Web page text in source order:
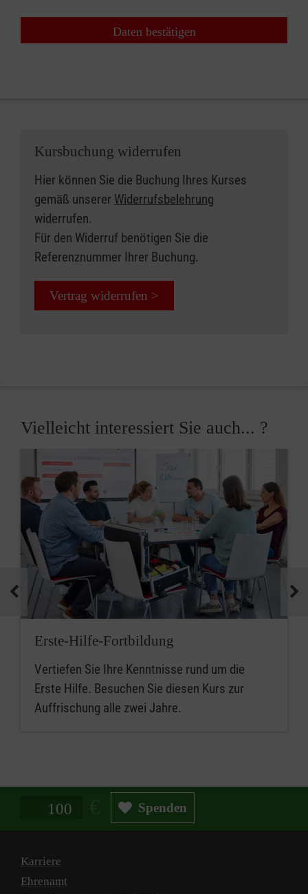
Daten bestätigen
Kursbuchung widerrufen
Hier können Sie die Buchung Ihres Kurses
gemäß unserer Widerrufsbelehrung
widerrufen.
Für den Widerruf benötigen Sie die
Referenznummer Ihrer Buchung.
Vertrag widerrufen >
Vielleicht interessiert Sie auch... ?
Erste-Hilfe-Fortbildung
Vertiefen Sie Ihre Kenntnisse rund um die
Erste Hilfe. Besuchen Sie diesen Kurs zur
Auffrischung alle zwei Jahre.
Spendenbetrag in Euro Spenden
Karriere
Ehrenamt